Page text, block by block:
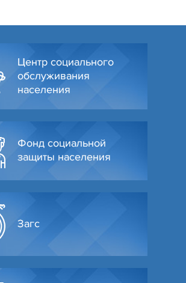
Центр социального
обслуживания
населения
Фонд социальной
защиты населения
Загс